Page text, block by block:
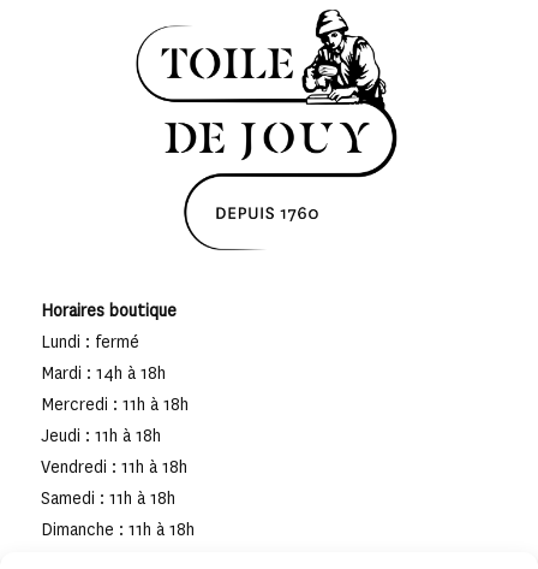
Horaires boutique
Lundi : fermé
Mardi : 14h à 18h
Mercredi : 11h à 18h
Jeudi : 11h à 18h
Vendredi : 11h à 18h
Samedi : 11h à 18h
Dimanche : 11h à 18h